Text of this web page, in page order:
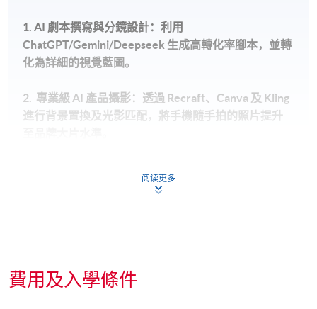
1. AI 劇本撰寫與分鏡設計：利用
ChatGPT/Gemini/Deepseek 生成高轉化率腳本，並轉
化為詳細的視覺藍圖。
2. 專業級 AI 產品攝影：透過 Recraft、 Canva 及 Kling
進行背景置換及光影匹配，將手機隨手拍的照片提升
產生的廣東話）虛擬代言人影
5. 後期視聽合成：配合 ElevenLabs
阅读更多
費用及入學條件